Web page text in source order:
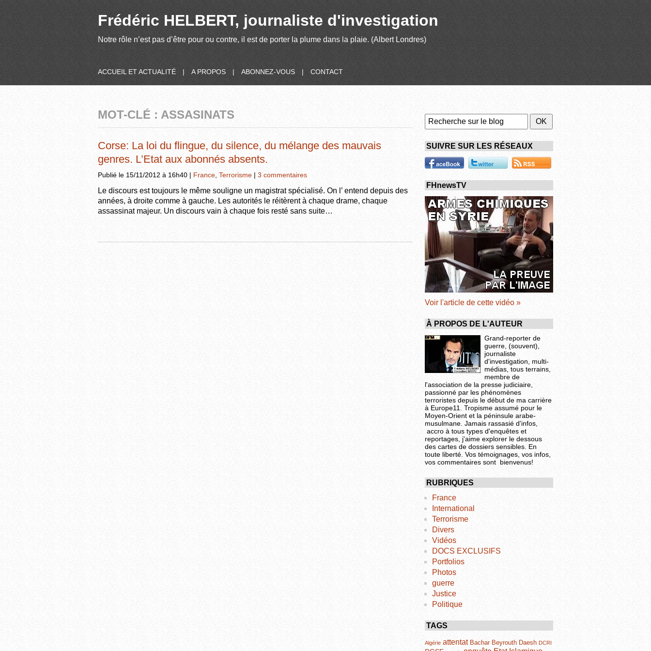
Frédéric HELBERT, journaliste d'investigation
Notre rôle n’est pas d’être pour ou contre, il est de porter la plume dans la plaie. (Albert Londres)
ACCUEIL ET ACTUALITÉ | A PROPOS | ABONNEZ-VOUS | CONTACT
MOT-CLÉ : ASSASINATS
Corse: La loi du flingue, du silence, du mélange des mauvais
genres. L’Etat aux abonnés absents.
Publié le 15/11/2012 à 16h40 | France Terrorisme | 3 commentaires
Le discours est toujours le même souligne un magistrat spécialisé. On l’ entend depuis des
années, à droite comme à gauche. Les autorités le réitèrent à chaque drame, chaque
assassinat majeur. Un discours vain à chaque fois resté sans suite…
SUIVRE SUR LES RÉSEAUX
FHnewsTV
Voir l'article de cette vidéo »
À PROPOS DE L'AUTEUR
Grand-reporter de
guerre, (souvent),
journaliste
d'investigation, multi-
médias, tous terrains,
membre de
l'association de la presse judiciaire,
passionné par les phénomènes
terroristes depuis le début de ma carrière
à Europe11. Tropisme assumé pour le
Moyen-Orient et la péninsule arabe-
musulmane. Jamais rassasié d'infos,
accro à tous types d'enquêtes et
reportages, j'aime explorer le dessous
des cartes de dossiers sensibles. En
toute liberté. Vos témoignages, vos infos,
vos commentaires sont bienvenus!
RUBRIQUES
France
International
Terrorisme
Divers
Vidéos
DOCS EXCLUSIFS
Portfolios
Photos
guerre
Justice
Politique
TAGS
Algérie attentat Bachar Beyrouth Daesh DCRI